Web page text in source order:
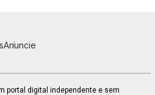
Anuncie
portal digital independente e sem